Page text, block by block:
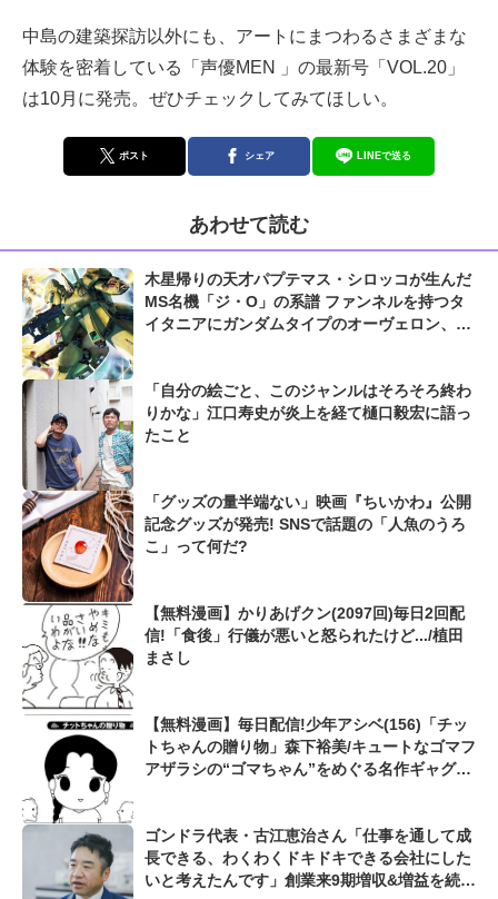
中島の建築探訪以外にも、アートにまつわるさまざまな
体験を密着している「声優MEN 」の最新号「VOL.20」
は10月に発売。ぜひチェックしてみてほしい。
ポスト シェア LINEで送る
あわせて読む
木星帰りの天才パプテマス・シロッコが生んだ
MS名機「ジ・O」の系譜 ファンネルを持つタ
イタニアにガンダムタイプのオーヴェロン、ま
「自分の絵ごと、このジャンルはそろそろ終わ
りかな」江口寿史が炎上を経て樋口毅宏に語っ
たこと
「グッズの量半端ない」映画『ちいかわ』公開
記念グッズが発売! SNSで話題の「人魚のうろ
こ」って何だ?
【無料漫画】かりあげクン(2097回)毎日2回配
信!「食後」行儀が悪いと怒られたけど.../植田
まさし
【無料漫画】毎日配信!少年アシベ(156)「チッ
トちゃんの贈り物」森下裕美/キュートなゴマフ
アザラシの“ゴマちゃん”をめぐる名作ギャグ4
ゴンドラ代表・古江恵治さん「仕事を通して成
長できる、わくわくドキドキできる会社にした
いと考えたんです」創業来9期増収&増益を続け